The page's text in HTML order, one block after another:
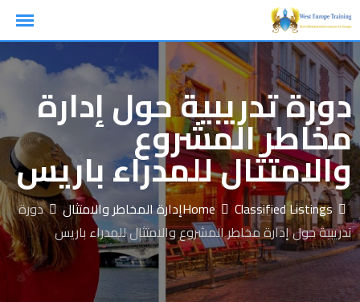
Skip
to
content
دورة تدريبية حول إدارة
مخاطر المشروع
والامتثال للمدراء باريس
Home Classified Listings إدارة المخاطر والامتثال
دورة
تدريبية حول إدارة مخاطر المشروع والامتثال للمدراء باريس